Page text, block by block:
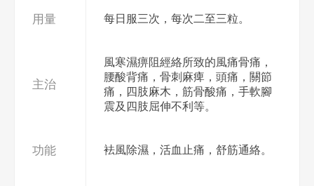
用量 每日服三次，每次二至三粒。
主治
風寒濕痹阻經絡所致的風痛骨痛，
腰酸背痛，骨刺麻痺，頭痛，關節
痛，四肢麻木，筋骨酸痛，手軟腳
震及四肢屈伸不利等。
功能 袪風除濕，活血止痛，舒筋通絡。